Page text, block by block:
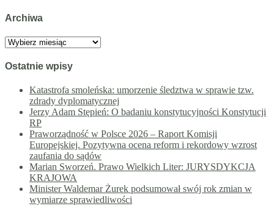
Archiwa
Archiwa
Ostatnie wpisy
Katastrofa smoleńska: umorzenie śledztwa w sprawie tzw.
zdrady dyplomatycznej
Jerzy Adam Stępień: O badaniu konstytucyjności Konstytucji
RP
Praworządność w Polsce 2026 – Raport Komisji
Europejskiej. Pozytywna ocena reform i rekordowy wzrost
zaufania do sądów
Marian Sworzeń. Prawo Wielkich Liter: JURYSDYKCJA
KRAJOWA
Minister Waldemar Żurek podsumował swój rok zmian w
wymiarze sprawiedliwości